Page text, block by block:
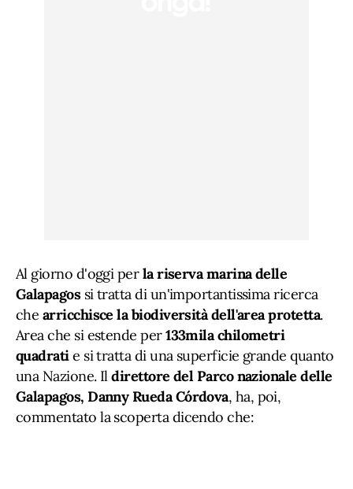
Al giorno d'oggi perla riserva marina delle
Galapagossi tratta di un'importantissima ricerca
che arricchisce la biodiversità dell'area protetta.
Area che si estende per133mila chilometri
quadratie si tratta di una superficie grande quanto
una Nazione. Ildirettore del Parco nazionale delle
Galapagos, Danny Rueda Córdova, ha, poi,
commentato la scoperta dicendo che: